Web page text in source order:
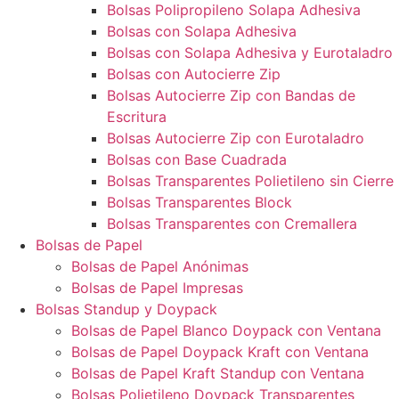
Bolsas Polipropileno Solapa Adhesiva
Bolsas con Solapa Adhesiva
Bolsas con Solapa Adhesiva y Eurotaladro
Bolsas con Autocierre Zip
Bolsas Autocierre Zip con Bandas de
Escritura
Bolsas Autocierre Zip con Eurotaladro
Bolsas con Base Cuadrada
Bolsas Transparentes Polietileno sin Cierre
Bolsas Transparentes Block
Bolsas Transparentes con Cremallera
Bolsas de Papel
Bolsas de Papel Anónimas
Bolsas de Papel Impresas
Bolsas Standup y Doypack
Bolsas de Papel Blanco Doypack con Ventana
Bolsas de Papel Doypack Kraft con Ventana
Bolsas de Papel Kraft Standup con Ventana
Bolsas Polietileno Doypack Transparentes